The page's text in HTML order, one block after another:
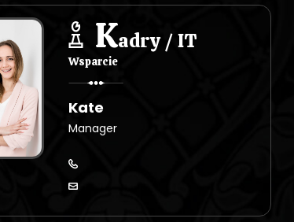
Kadry / IT
Wsparcie
Kate
Manager